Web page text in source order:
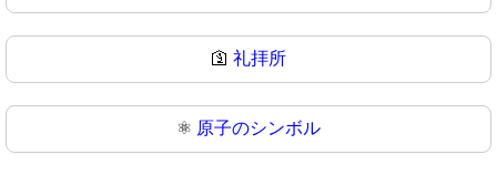
🛐 礼拝所
⚛️ 原子のシンボル